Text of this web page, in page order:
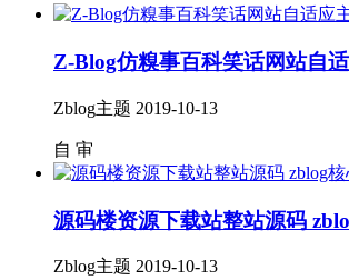
Z-Blog仿糗事百科笑话网站自
Zblog主题 2019-10-13
自 审
源码楼资源下载站整站源码
Zblog主题 2019-10-13